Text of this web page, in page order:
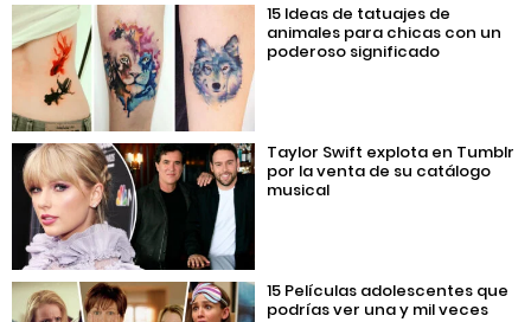
15 Ideas de tatuajes de
animales para chicas con un
poderoso significado
Taylor Swift explota en Tumblr
por la venta de su catálogo
musical
15 Películas adolescentes que
podrías ver una y mil veces